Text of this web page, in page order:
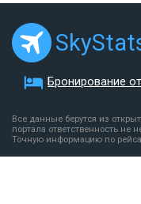
Бронирование
Все данные берутся из
портала ответственность не
Точную информацию по